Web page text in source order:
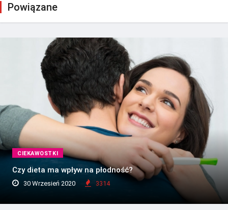
Powiązane
CIEKAWOSTKI
Czy dieta ma wpływ na płodność?
30 Wrzesień 2020 3314